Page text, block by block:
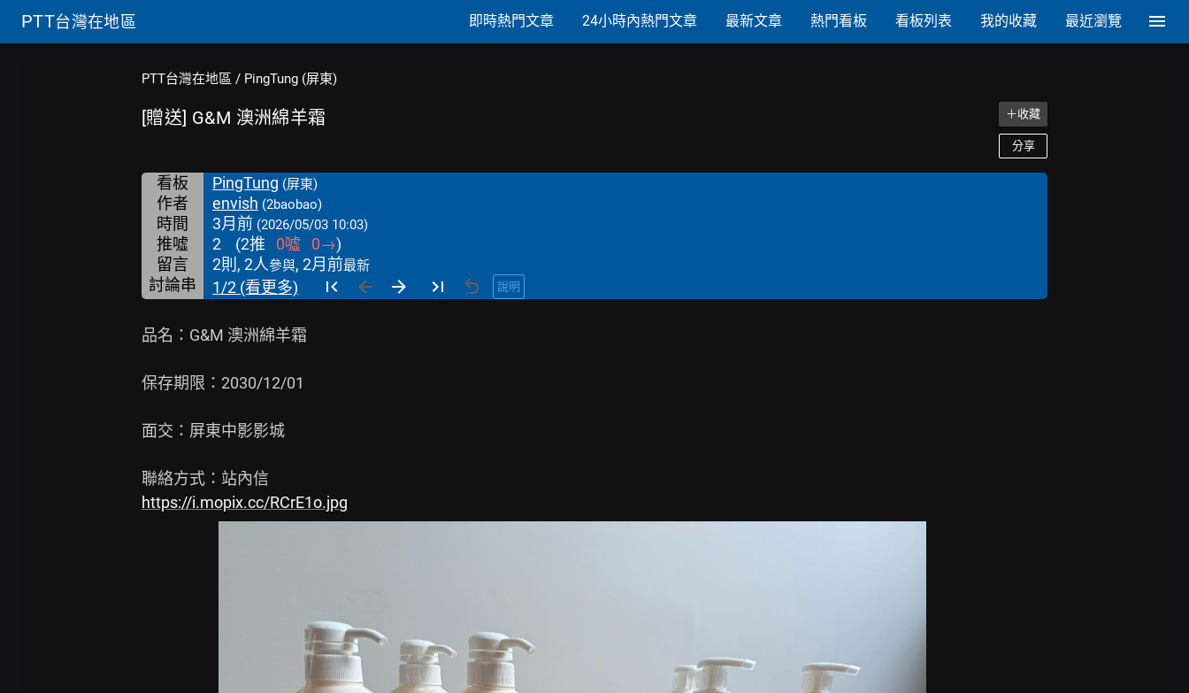
PTT台灣在地區 即時熱門文章 24小時內熱門文章 最新文章 熱門看板 看板列表 我的收藏 最近瀏覽
PTT台灣在地區 / PingTung (屏東)
[贈送] G&M 澳洲綿羊霜 ＋收藏
分享
看板 PingTung (屏東)
作者 envish (2baobao)
時間 3月前 (2026/05/03 10:03)
推噓 2 (2推 0噓 0→)
留言
2則, 2人參與, 2月前最新
討論串 1/2 (看更多) 說明
品名：G&M 澳洲綿羊霜
保存期限：2030/12/01
面交：屏東中影影城
https://i.mopix.cc/RCrE1o.jpg